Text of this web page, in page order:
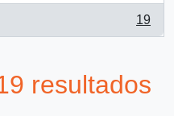
19
resultados